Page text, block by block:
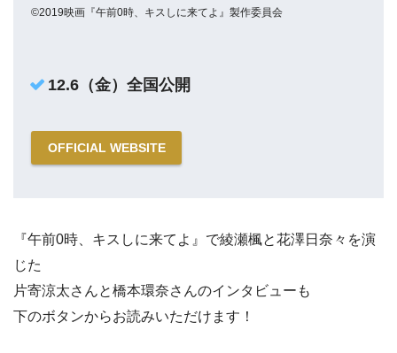
©2019映画『午前0時、キスしに来てよ』製作委員会
12.6（金）全国公開
OFFICIAL WEBSITE
『午前0時、キスしに来てよ』で綾瀬楓と花澤日奈々を演
じた
片寄涼太さんと橋本環奈さんのインタビューも
下のボタンからお読みいただけます！